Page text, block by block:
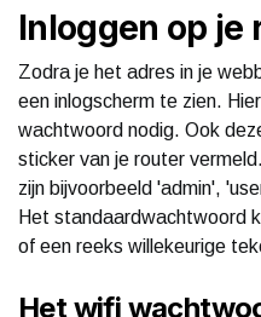
Inloggen op je
Zodra je het adres in je
een inlogscherm te zien.
wachtwoord nodig. Ook
sticker van je router
zijn bijvoorbeeld 'admin',
Het standaardwachtwoord
of een reeks willekeurige
Het wifi